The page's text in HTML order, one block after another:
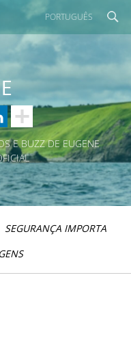
PORTUGUÊS
E BUZZ DE EUGENE
SEGURANÇA IMPORTA